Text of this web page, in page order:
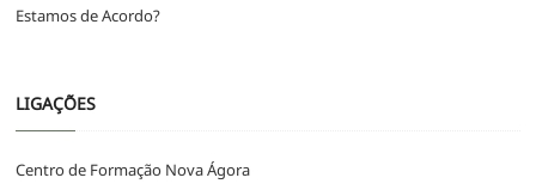
Estamos de Acordo?
LIGAÇÕES
Centro de Formação Nova Ágora